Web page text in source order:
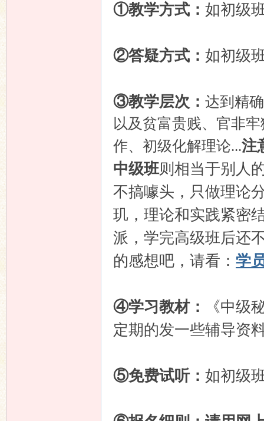
①教学方式： 如初级
②答疑方式： 如初级
③教学层次： 达到精
以及贫富贵贱、官非
作、初级化解理论...注
中级班则相当于别人
不搞噱头，只做理论
玑，理论和实践紧密
派，学完高级班后还
的感想吧，请看： 学
④学习教材：
《中级
定期的发一些辅导资
⑤免费试听： 如初级